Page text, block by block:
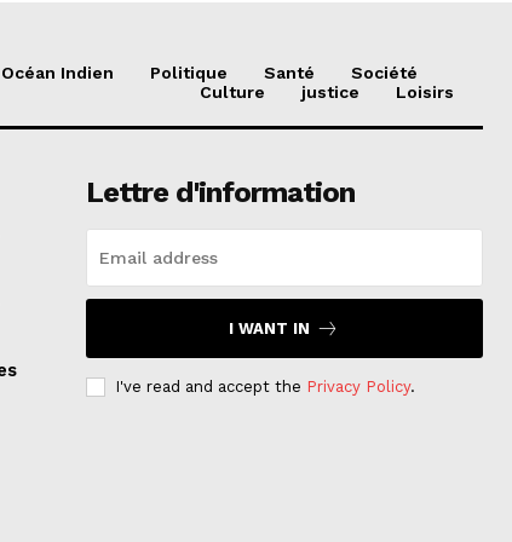
Océan Indien Politique Santé
Société
Culture
justice Loisirs
Lettre d'information
I WANT IN
I've read and accept the Privacy Policy.